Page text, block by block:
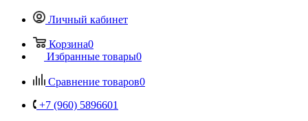
Личный кабинет
Корзина0
Избранные товары0
Сравнение товаров0
+7 (960) 5896601